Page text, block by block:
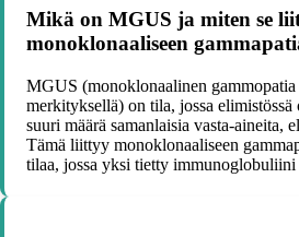
Mikä on MGUS ja miten se
monoklonaaliseen
MGUS (monoklonaalinen gammopatia
merkityksellä) on tila, jossa
suuri määrä samanlaisia vasta-aineita,
Tämä liittyy monoklonaaliseen
tilaa, jossa yksi tietty immunoglobuliini